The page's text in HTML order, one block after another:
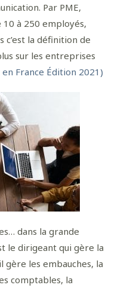
Par PME,
10 à 250 employés,
c’est la définition de
sur les entreprises
France Édition 2021)
dans la grande
le dirigeant qui gère la
gère les embauches, la
comptables, la